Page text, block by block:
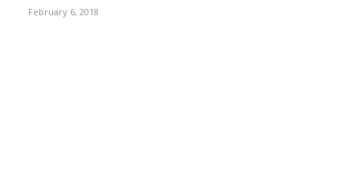
February 6, 2018